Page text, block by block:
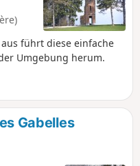
führt diese einfache
Umgebung herum.
Gabelles